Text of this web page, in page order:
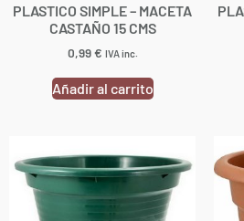
PLASTICO SIMPLE – MACETA
CASTAÑO 15 CMS
0,99€ IVA inc.
Añadir al carrito